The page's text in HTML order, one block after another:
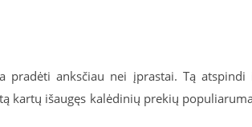
pradėti anksčiau nei įprastai. Tą atspindi
kartų išaugęs kalėdinių prekių